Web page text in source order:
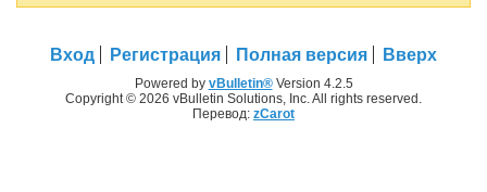
Вход Регистрация Полная версия Вверх
Powered by vBulletin®Version 4.2.5
Copyright © 2026 vBulletin Solutions, Inc. All rights reserved.
Перевод: zCarot